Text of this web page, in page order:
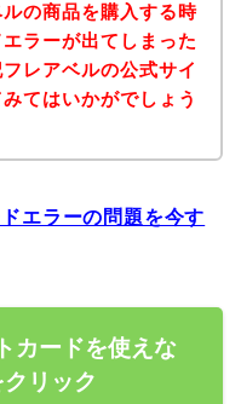
の商品を購入する時
ラーが出てしまった
レアベルの公式サイ
てはいかがでしょう
エラーの問題を今す
カードを使えな
リック